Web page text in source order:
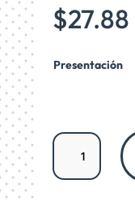
$27.88
Presentación
Extracto
líquido
de